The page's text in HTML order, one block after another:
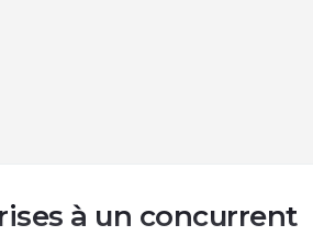
à un concurrent